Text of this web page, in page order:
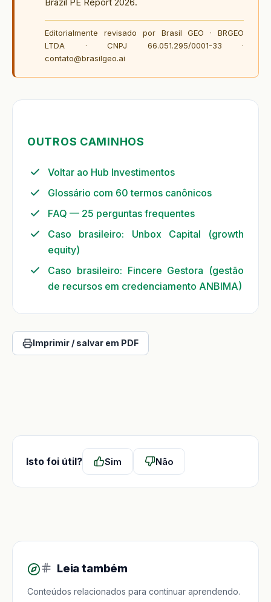
Brazil PE Report 2026.
Editorialmente revisado por Brasil GEO · BRGEO
LTDA · CNPJ 66.051.295/0001-33 ·
contato@brasilgeo.ai
OUTROS CAMINHOS
Voltar ao Hub Investimentos
Glossário com 60 termos canônicos
FAQ — 25 perguntas frequentes
Caso brasileiro: Unbox Capital (growth
equity)
Caso brasileiro: Fincere Gestora (gestão
de recursos em credenciamento ANBIMA)
Imprimir / salvar em PDF
Isto foi útil? Sim Não
Leia também
Conteúdos relacionados para continuar aprendendo.